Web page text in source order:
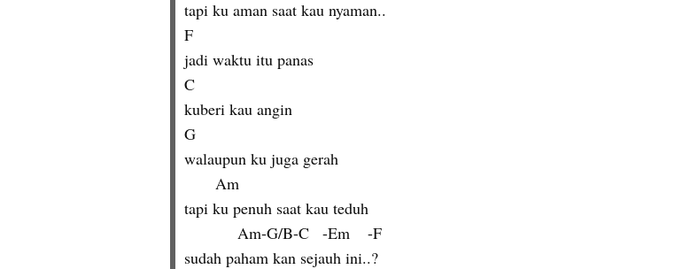
tapi ku aman saat kau nyaman..
F
jadi waktu itu panas
C
kuberi kau angin
G
walaupun ku juga gerah
       Am
tapi ku penuh saat kau teduh
            Am-G/B-C   -Em    -F
sudah paham kan sejauh ini..?